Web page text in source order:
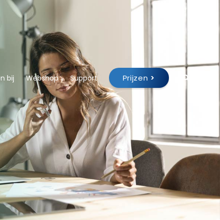
bij Webshop Support Prijzen >